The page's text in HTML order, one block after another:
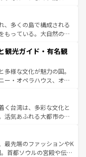
ピング、エンターテイ
ットだ。一方、アメリカ
ドキャニオンやイエロー
美食が融合した独特の
地域で異なる魅力を楽
史を感じることができ
列車の旅も、アメリカ
、多くの島で構成される
もっている。大自然の神
の観光地といえばオアフ
ウイ島やカウアイ島が
く海をはじめ、豊かな
ロハスピリット」と呼ば
ワイアンミュージッ
べてがハワイの魅力を彩
と感動が待っているハ
観光ガイド・有名観
様な文化が魅力の国。
ー・オペラハウス、オー
ウルル（エアーズロッ
やケアンズの熱帯雨林な
カフェやワイン、オージ
り、サーフィンやダイ
ドア好きにはたまらな
を存分に味わいつくそ
く台湾は、多彩な文化と
活気あふれる大都市の台
東部など、都市の喧騒
訪れる人に新しい発見と
奥深い台湾の食文化も魅
最先端のファッションやK
首都ソウルの宮殿や伝統